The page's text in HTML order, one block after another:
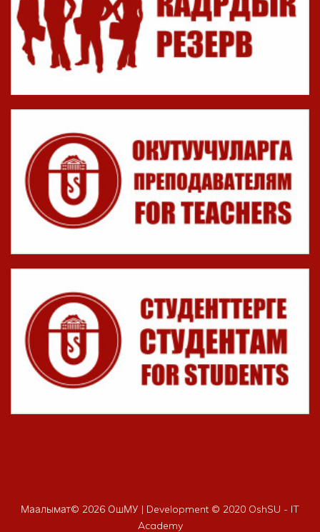
Маалымат© 2026 ОшМУ | Development © 2020 OshSU - IT
Academy